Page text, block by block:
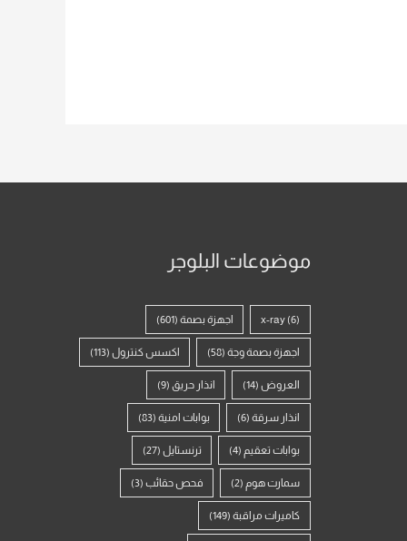
موضوعات البلوجر
x-ray (6) اجهزة بصمة (601)
اجهزة بصمة وجة(58) اكسس كنترول (113)
العروض(14) انذار حريق (9)
انذار سرقة(6) بوابات امنية (83)
بوابات تعقيم (4) ترنستايل (27)
سمارت هوم (2) فحص حقائب (3)
كاميرات مراقبة(149)